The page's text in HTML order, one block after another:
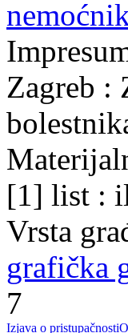
Zagreb :
[1] list :
Vrsta
grafička
7
Izjava o pristupačnosti